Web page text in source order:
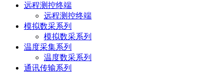
远程测控终端
远程测控终端
模拟数采系列
模拟数采系列
温度采集系列
温度数采系列
通讯传输系列